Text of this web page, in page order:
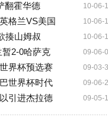
10-06-
翻霍华德
10-06-
格兰VS美国
10-06-
揍山姆叔
09-06-
2-0哈萨克
09-03-
界杯预选赛
09-06-
世界杯时代
09-05-
引进杰拉德